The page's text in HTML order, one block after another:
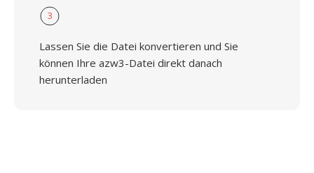
3
Lassen Sie die Datei konvertieren und Sie
können Ihre azw3-Datei direkt danach
herunterladen